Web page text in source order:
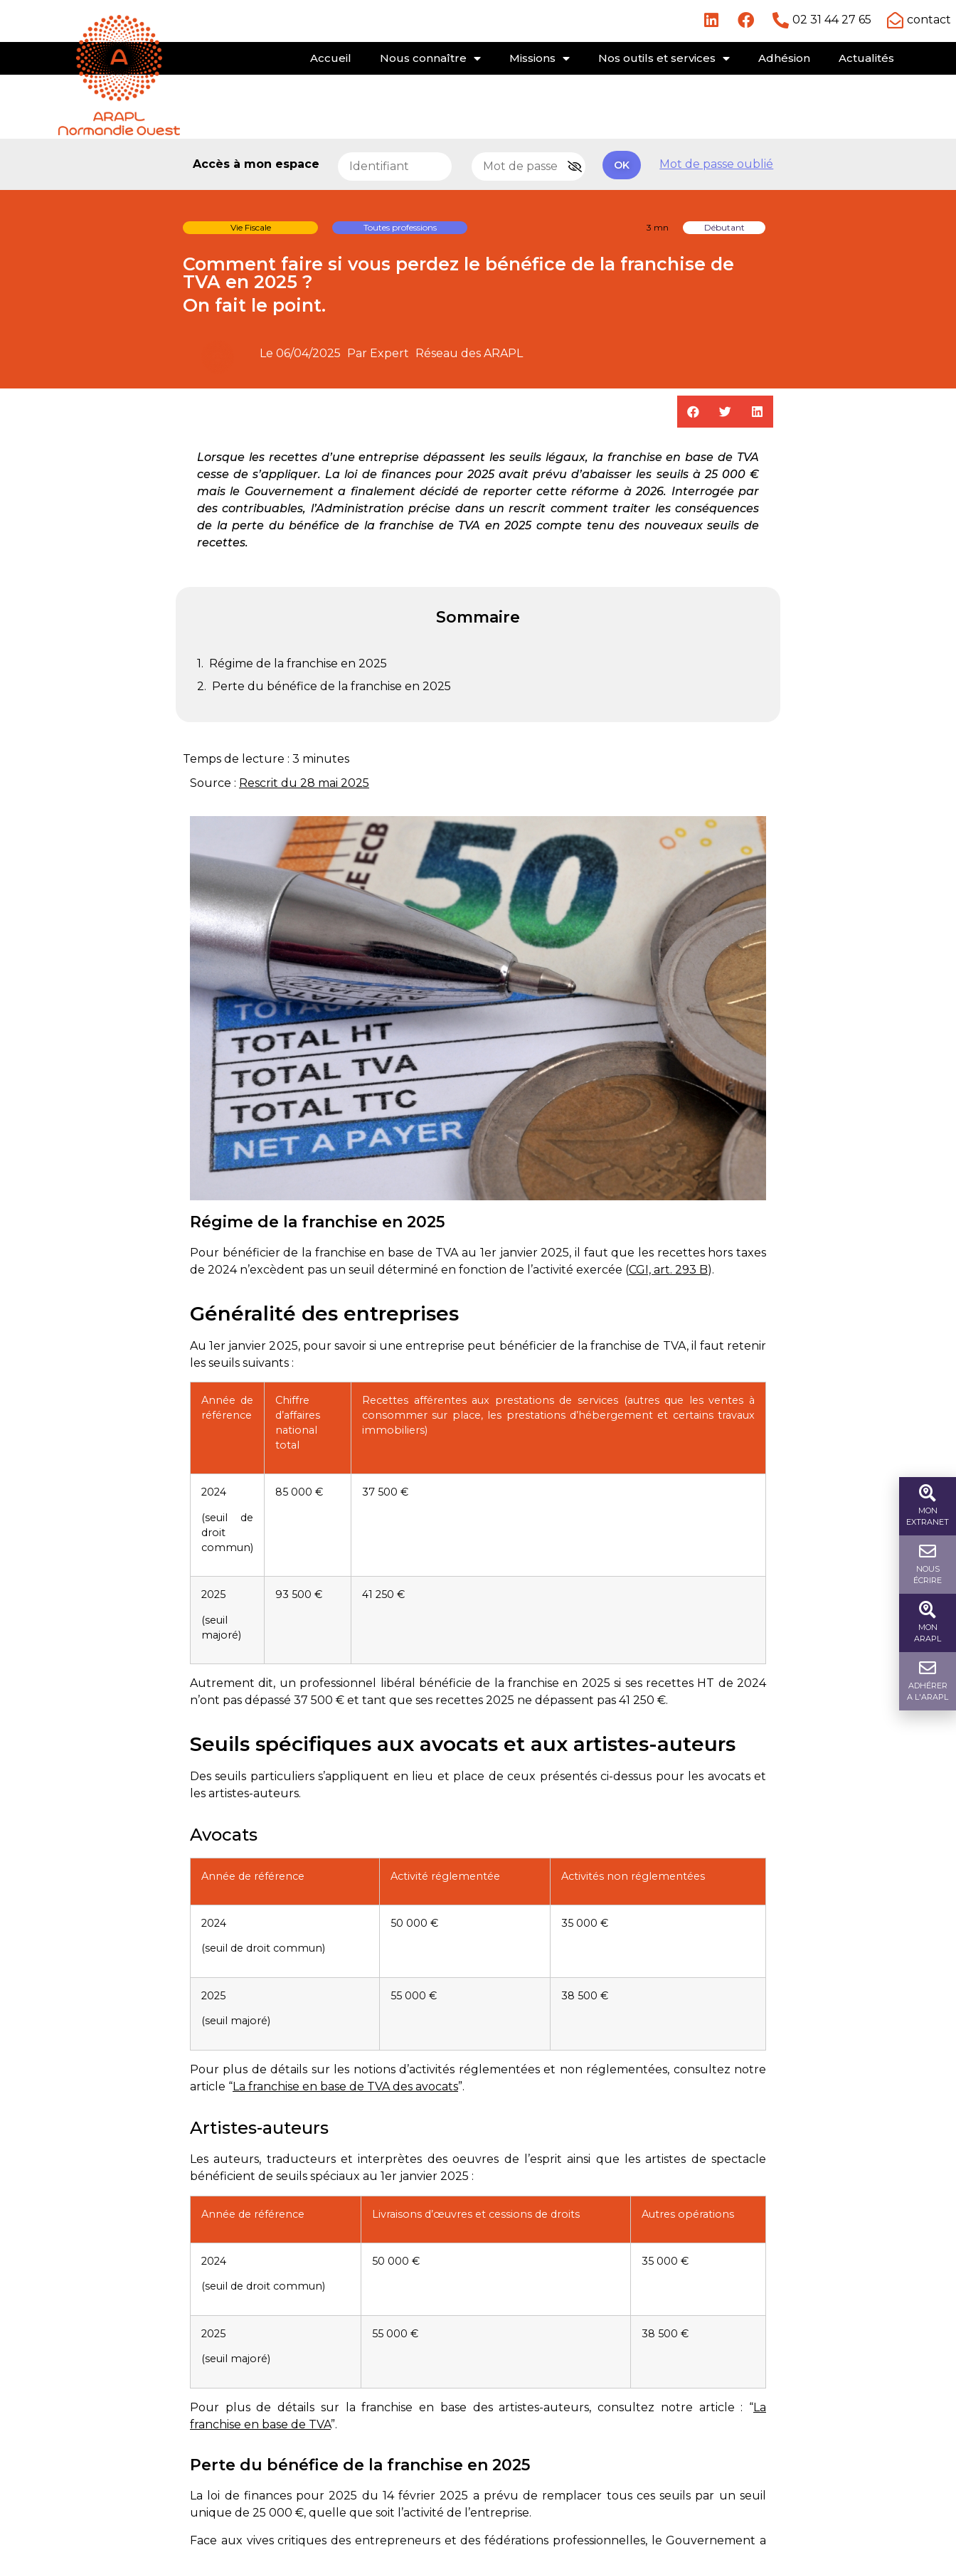
02 31 44 27 65 contact
Accueil Nous connaître Missions Nos outils et services Adhésion Actualités
Accès à mon espace OK Mot de passe oublié
Vie Fiscale Toutes professions 3 mn Débutant
Comment faire si vous perdez le bénéfice de la franchise de
TVA en 2025 ?
On fait le point.
Le 06/04/2025 Par Expert Réseau des ARAPL
Lorsque les recettes d’une entreprise dépassent les seuils légaux, la franchise en base de TVA
cesse de s’appliquer. La loi de finances pour 2025 avait prévu d’abaisser les seuils à 25 000 €
mais le Gouvernement a finalement décidé de reporter cette réforme à 2026. Interrogée par
des contribuables, l’Administration précise dans un rescrit comment traiter les conséquences
de la perte du bénéfice de la franchise de TVA en 2025 compte tenu des nouveaux seuils de
recettes.
Sommaire
Régime de la franchise en 2025
Perte du bénéfice de la franchise en 2025
Temps de lecture : 3 minutes
Source : Rescrit du 28 mai 2025
Régime de la franchise en 2025
Pour bénéficier de la franchise en base de TVA au 1er janvier 2025, il faut que les recettes hors taxes
de 2024 n’excèdent pas un seuil déterminé en fonction de l’activité exercée (CGI, art. 293 B).
Généralité des entreprises
Au 1er janvier 2025, pour savoir si une entreprise peut bénéficier de la franchise de TVA, il faut retenir
les seuils suivants :
Année de
référence
Chiffre
d’affaires
national
total
Recettes afférentes aux prestations de services (autres que les ventes à
consommer sur place, les prestations d’hébergement et certains travaux
immobiliers)
2024
(seuil de
droit
commun)
85 000 € 37 500 €
2025
(seuil
majoré)
93 500 € 41 250 €
Autrement dit, un professionnel libéral bénéficie de la franchise en 2025 si ses recettes HT de 2024
n’ont pas dépassé 37 500 € et tant que ses recettes 2025 ne dépassent pas 41 250 €.
Seuils spécifiques aux avocats et aux artistes-auteurs
Des seuils particuliers s’appliquent en lieu et place de ceux présentés ci-dessus pour les avocats et
les artistes-auteurs.
Avocats
Année de référence Activité réglementée Activités non réglementées
2024
(seuil de droit commun)
50 000 € 35 000 €
2025
(seuil majoré)
55 000 € 38 500 €
Pour plus de détails sur les notions d’activités réglementées et non réglementées, consultez notre
article “La franchise en base de TVA des avocats”.
Artistes-auteurs
Les auteurs, traducteurs et interprètes des oeuvres de l’esprit ainsi que les artistes de spectacle
bénéficient de seuils spéciaux au 1er janvier 2025 :
Année de référence Livraisons d’œuvres et cessions de droits Autres opérations
2024
(seuil de droit commun)
50 000 € 35 000 €
2025
(seuil majoré)
55 000 € 38 500 €
Pour plus de détails sur la franchise en base des artistes-auteurs, consultez notre article : “La
franchise en base de TVA”.
Perte du bénéfice de la franchise en 2025
La loi de finances pour 2025 du 14 février 2025 a prévu de remplacer tous ces seuils par un seuil
unique de 25 000 €, quelle que soit l’activité de l’entreprise.
Face aux vives critiques des entrepreneurs et des fédérations professionnelles, le Gouvernement a
MON
EXTRANET
NOUS
ÉCRIRE
MON
ARAPL
ADHÉRER
A L'ARAPL